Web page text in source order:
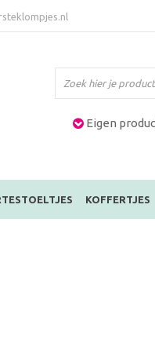
Eigen
KOFFERTJES